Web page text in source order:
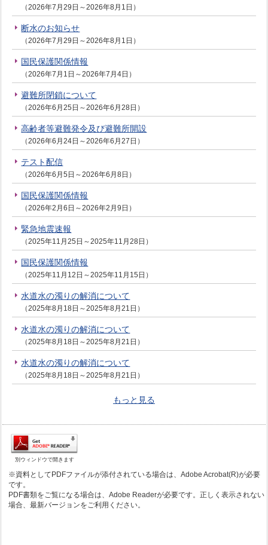
（2026年7月29日～2026年8月1日）
断水のお知らせ
（2026年7月29日～2026年8月1日）
国民保護関係情報
（2026年7月1日～2026年7月4日）
避難所閉鎖について
（2026年6月25日～2026年6月28日）
高齢者等避難発令及び避難所開設
（2026年6月24日～2026年6月27日）
テスト配信
（2026年6月5日～2026年6月8日）
国民保護関係情報
（2026年2月6日～2026年2月9日）
緊急地震速報
（2025年11月25日～2025年11月28日）
国民保護関係情報
（2025年11月12日～2025年11月15日）
水道水の濁りの解消について
（2025年8月18日～2025年8月21日）
水道水の濁りの解消について
（2025年8月18日～2025年8月21日）
水道水の濁りの解消について
（2025年8月18日～2025年8月21日）
もっと見る
別ウィンドウで開きます
※資料としてPDFファイルが添付されている場合は、Adobe Acrobat(R)が必要
です。
PDF書類をご覧になる場合は、Adobe Readerが必要です。正しく表示されない
場合、最新バージョンをご利用ください。